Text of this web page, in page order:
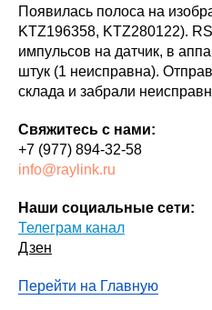
Появилась полоса на
KTZ196358, KTZ280122).
импульсов на датчик, в
штук (1 неисправна).
склада и забрали
Свяжитесь с нами:
+7 (977) 894-32-58
info@raylink.ru
Наши социальные сети:
Телеграм канал
Дзен
Перейти на Главную